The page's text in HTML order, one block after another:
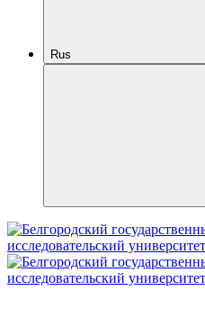
Rus